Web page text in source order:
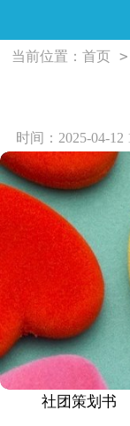
当前位置：首页 >
时间：2025-04-12
社团策划书